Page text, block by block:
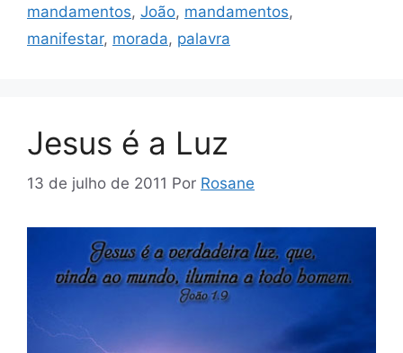
mandamentos, João, mandamentos,
manifestar, morada, palavra
Jesus é a Luz
13 de julho de 2011 Por Rosane